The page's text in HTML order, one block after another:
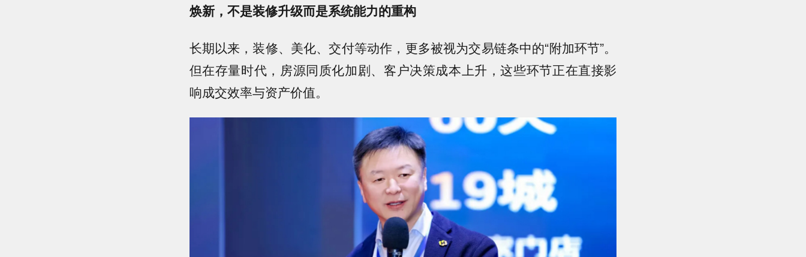
焕新，不是装修升级而是系统能力的重构
长期以来，装修、美化、交付等动作，更多被视为交易链条中的“附加环节”。
但在存量时代，房源同质化加剧、客户决策成本上升，这些环节正在直接影
响成交效率与资产价值。